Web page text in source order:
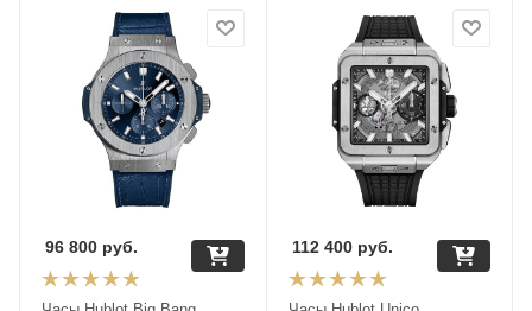
96 800 руб. 112 400руб.